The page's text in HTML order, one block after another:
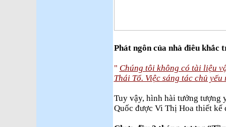
Phát ngôn của nhà điêu
" Chúng tôi không có tài liệu
Thái Tổ. Việc sáng tác chủ
Tuy vậy, hình hài tưởng tượng
Quốc được Vi Thị Hoa thiết kế